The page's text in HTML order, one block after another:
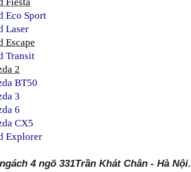
Eco Sport
Laser
Escape
Transit
2
BT50
3
6
CX5
Explorer
4 ngõ 331Trần Khát Chân - Hà Nội.